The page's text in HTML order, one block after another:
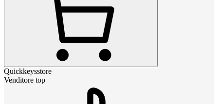
Quickkeysstore
Venditore top